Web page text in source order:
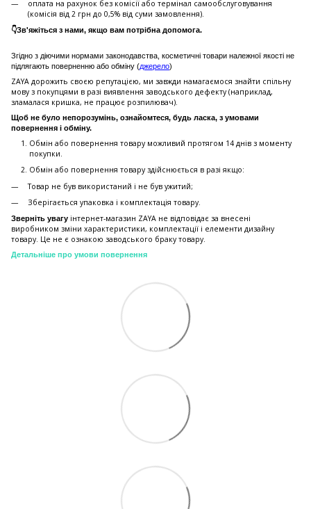
оплата на рахунок без комісії або термінал самообслуговування
(комісія від 2 грн до 0,5% від суми замовлення).
👇Зв'яжіться з нами, якщо вам потрібна допомога.
Згідно з діючими нормами законодавства, косметичні товари належної якості не
підлягають поверненню або обміну (джерело)
ZAYA дорожить своєю репутацією, ми завжди намагаємося знайти спільну
мову з покупцями в разі виявлення заводського дефекту (наприклад,
зламалася кришка, не працює розпилювач).
Щоб не було непорозумінь, ознайомтеся, будь ласка, з умовами
повернення і обміну.
Обмін або повернення товару можливий протягом 14 днів з моменту
покупки.
Обмiн або повернення товару здійснюється в разі якщо:
Товар не був використаний і не був ужитий;
Зберiгається упаковка і комплектація товару.
Зверніть увагу інтернет-магазин ZAYA не відповідає за внесені
виробником зміни характеристики, комплектації і елементи дизайну
товару. Це не є ознакою заводського браку товару.
Детальніше про умови повернення